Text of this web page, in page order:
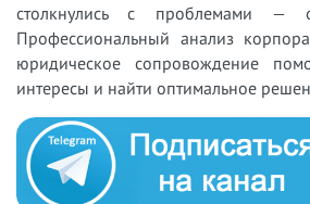
столкнулись с проблемами —
Профессиональный анализ
юридическое сопровождение
интересы и найти оптимальное